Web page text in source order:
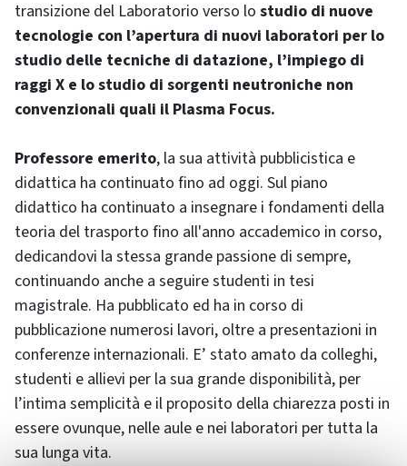
transizione del Laboratorio verso lo studio di nuove
tecnologie con l’apertura di nuovi laboratori per lo
studio delle tecniche di datazione, l’impiego di
raggi X e lo studio di sorgenti neutroniche non
convenzionali quali il Plasma Focus.
Professore emerito, la sua attività pubblicistica e
didattica ha continuato fino ad oggi. Sul piano
didattico ha continuato a insegnare i fondamenti della
teoria del trasporto fino all'anno accademico in corso,
dedicandovi la stessa grande passione di sempre,
continuando anche a seguire studenti in tesi
magistrale. Ha pubblicato ed ha in corso di
pubblicazione numerosi lavori, oltre a presentazioni in
conferenze internazionali. E’ stato amato da colleghi,
studenti e allievi per la sua grande disponibilità, per
l’intima semplicità e il proposito della chiarezza posti in
essere ovunque, nelle aule e nei laboratori per tutta la
sua lunga vita.